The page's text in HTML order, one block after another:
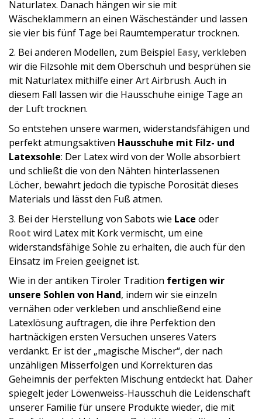
Naturlatex. Danach hängen wir sie mit
Wäscheklammern an einen Wäscheständer und lassen
sie vier bis fünf Tage bei Raumtemperatur trocknen.
2. Bei anderen Modellen, zum Beispiel Easy, verkleben
wir die Filzsohle mit dem Oberschuh und besprühen sie
mit Naturlatex mithilfe einer Art Airbrush. Auch in
diesem Fall lassen wir die Hausschuhe einige Tage an
der Luft trocknen.
So entstehen unsere warmen, widerstandsfähigen und
perfekt atmungsaktiven Hausschuhe mit Filz- und
Latexsohle: Der Latex wird von der Wolle absorbiert
und schließt die von den Nähten hinterlassenen
Löcher, bewahrt jedoch die typische Porosität dieses
Materials und lässt den Fuß atmen.
3. Bei der Herstellung von Sabots wie Lace oder
Root wird Latex mit Kork vermischt, um eine
widerstandsfähige Sohle zu erhalten, die auch für den
Einsatz im Freien geeignet ist.
Wie in der antiken Tiroler Tradition fertigen wir
unsere Sohlen von Hand, indem wir sie einzeln
vernähen oder verkleben und anschließend eine
Latexlösung auftragen, die ihre Perfektion den
hartnäckigen ersten Versuchen unseres Vaters
verdankt. Er ist der „magische Mischer“, der nach
unzähligen Misserfolgen und Korrekturen das
Geheimnis der perfekten Mischung entdeckt hat. Daher
spiegelt jeder Löwenweiss-Hausschuh die Leidenschaft
unserer Familie für unsere Produkte wieder, die mit